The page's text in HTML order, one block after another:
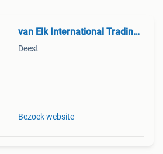
van Elk International Trading BV
Deest
Bezoek website